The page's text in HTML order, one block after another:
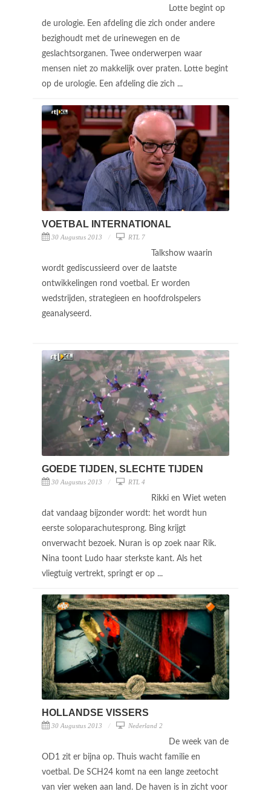
Lotte begint op
de urologie. Een afdeling die zich onder andere
bezighoudt met de urinewegen en de
geslachtsorganen. Twee onderwerpen waar
mensen niet zo makkelijk over praten. Lotte begint
op de urologie. Een afdeling die zich ...
VOETBAL INTERNATIONAL
30 Augustus 2013 RTL 7
Talkshow waarin
wordt gediscussieerd over de laatste
ontwikkelingen rond voetbal. Er worden
wedstrijden, strategieen en hoofdrolspelers
geanalyseerd.
GOEDE TIJDEN, SLECHTE TIJDEN
30 Augustus 2013 RTL 4
Rikki en Wiet weten
dat vandaag bijzonder wordt: het wordt hun
eerste soloparachutesprong. Bing krijgt
onverwacht bezoek. Nuran is op zoek naar Rik.
Nina toont Ludo haar sterkste kant. Als het
vliegtuig vertrekt, springt er op ...
HOLLANDSE VISSERS
30 Augustus 2013 Nederland 2
De week van de
OD1 zit er bijna op. Thuis wacht familie en
voetbal. De SCH24 komt na een lange zeetocht
van vier weken aan land. De haven is in zicht voor